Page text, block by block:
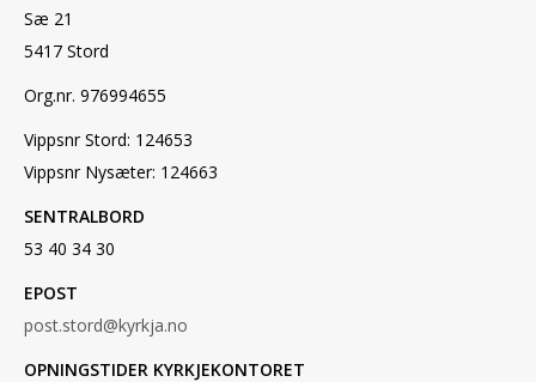
Sæ 21
5417 Stord
Org.nr. 976994655
Vippsnr Stord: 124653
Vippsnr Nysæter: 124663
SENTRALBORD
53 40 34 30
EPOST
post.stord@kyrkja.no
OPNINGSTIDER KYRKJEKONTORET